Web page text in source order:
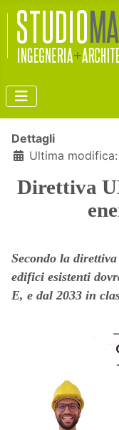
Dettagli
Ultima
Direttiva
Secondo la
edifici esistenti
E, e dal 2033 in